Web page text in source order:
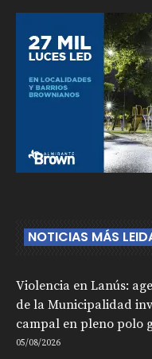
NOTICIAS MÁS
Violencia en Lanús:
de la Municipalidad
campal en pleno polo
05/08/2026